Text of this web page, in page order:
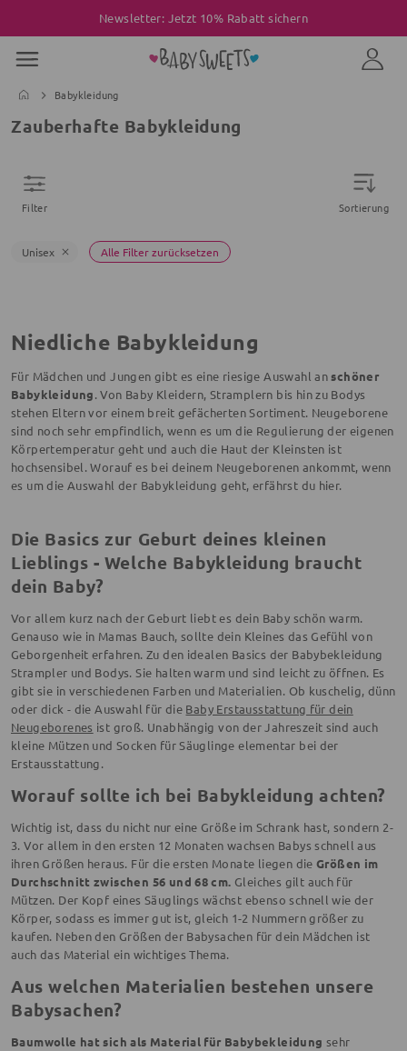
Newsletter: Jetzt 10% Rabatt sichern
Babykleidung
Zauberhafte Babykleidung
Filter Sortierung
Unisex Alle Filter zurücksetzen
Niedliche Babykleidung
Für Mädchen und Jungen gibt es eine riesige Auswahl anschöner
Babykleidung. Von Baby Kleidern, Stramplern bis hin zu Bodys
stehen Eltern vor einem breit gefächerten Sortiment. Neugeborene
sind noch sehr empfindlich, wenn es um die Regulierung der eigenen
Körpertemperatur geht und auch die Haut der Kleinsten ist
hochsensibel. Worauf es bei deinem Neugeborenen ankommt, wenn
es um die Auswahl der Babykleidung geht, erfährst du hier.
Die Basics zur Geburt deines kleinen
Lieblings - Welche Babykleidung braucht
dein Baby?
Vor allem kurz nach der Geburt liebt es dein Baby schön warm.
Genauso wie in Mamas Bauch, sollte dein Kleines das Gefühl von
Geborgenheit erfahren. Zu den idealen Basics der Babybekleidung
Strampler und Bodys. Sie halten warm und sind leicht zu öffnen. Es
gibt sie in verschiedenen Farben und Materialien. Ob kuschelig, dünn
oder dick - die Auswahl für die Baby Erstausstattung für dein
Neugeborenes ist groß. Unabhängig von der Jahreszeit sind auch
kleine Mützen und Socken für Säuglinge elementar bei der
Erstausstattung.
Worauf sollte ich bei Babykleidung achten?
Wichtig ist, dass du nicht nur eine Größe im Schrank hast, sondern 2-
3. Vor allem in den ersten 12 Monaten wachsen Babys schnell aus
ihren Größen heraus. Für die ersten Monate liegen dieGrößen im
Durchschnitt zwischen 56 und 68 cm. Gleiches gilt auch für
Mützen. Der Kopf eines Säuglings wächst ebenso schnell wie der
Körper, sodass es immer gut ist, gleich 1-2 Nummern größer zu
kaufen. Neben den Größen der Babysachen für dein Mädchen ist
auch das Material ein wichtiges Thema.
Aus welchen Materialien bestehen unsere
Babysachen?
Baumwolle hat sich als Material für Babybekleidung sehr